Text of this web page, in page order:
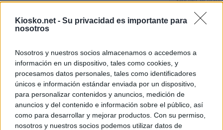
Kiosko.net - Su privacidad es importante para
nosotros
Nosotros y nuestros socios almacenamos o accedemos a
información en un dispositivo, tales como cookies, y
procesamos datos personales, tales como identificadores
únicos e información estándar enviada por un dispositivo,
para personalizar contenidos y anuncios, medición de
anuncios y del contenido e información sobre el público, así
como para desarrollar y mejorar productos. Con su permiso,
nosotros y nuestros socios podemos utilizar datos de
Sánchez
© Kiosko.net Aviso Legal Privacidad y Cookies